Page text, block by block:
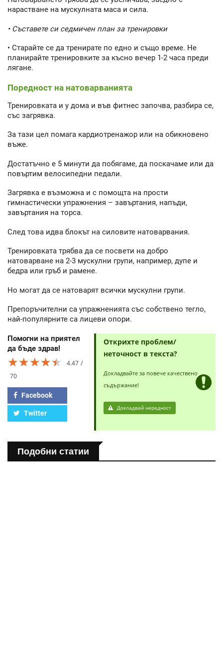
нарастване на мускулната маса и сила.
• Съставете си седмичен план за тренировки
• Старайте се да тренирате по едно и също време. Не
планирайте тренировките за късно вечер 1-2 часа преди
лягане.
Поредност на натоварванията
Тренировката и у дома и във фитнес започва, разбира се,
със загрявка.
За тази цел помага кардиотренажор или на обикновено
въже.
Достатъчно е 5 минути да побягаме, да поскачаме или да
повъртим велосипедни педали.
Загрявка е възможна и с помощта на прости
гимнастически упражнения – завъртания, напъди,
завъртания на торса.
След това идва блокът на силовите натоварвания.
Тренировката трябва да се посвети на добро
натоварване на 2-3 мускулни групи, например, дупе и
бедра или гръб и рамене.
Но могат да се натоварят всички мускулни групи.
Препоръчителни са упражненията със собствено тегло,
най-популярните са лицеви опори.
Помогни на приятел
да бъде здрав!
★★★★★
★★★★★
★★★★★
4.47
70
Facebook
Twitter
Открихте проблем/
неточност в текста?
Докладвайте за повече качествено
съдържание!
Докладвай нередност
Подобни статии